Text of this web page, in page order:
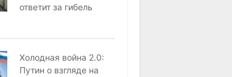
ответит за гибель
Холодная война 2.0:
Путин о взгляде на